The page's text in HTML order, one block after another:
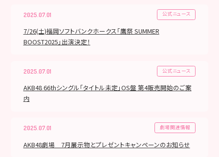
2025.07.01 公式ニュース
7/26(土)福岡ソフトバンクホークス「鷹祭 SUMMER
BOOST2025」出演決定！
2025.07.01 公式ニュース
AKB48 66thシングル「タイトル未定」OS盤 第4販売開始のご案
内
2025.07.01 劇場関連情報
AKB48劇場 7月展示物とプレゼントキャンペーンのお知らせ